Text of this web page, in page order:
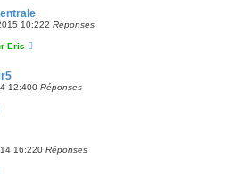
10:222 Réponses
Eric
12:400 Réponses
16:220 Réponses